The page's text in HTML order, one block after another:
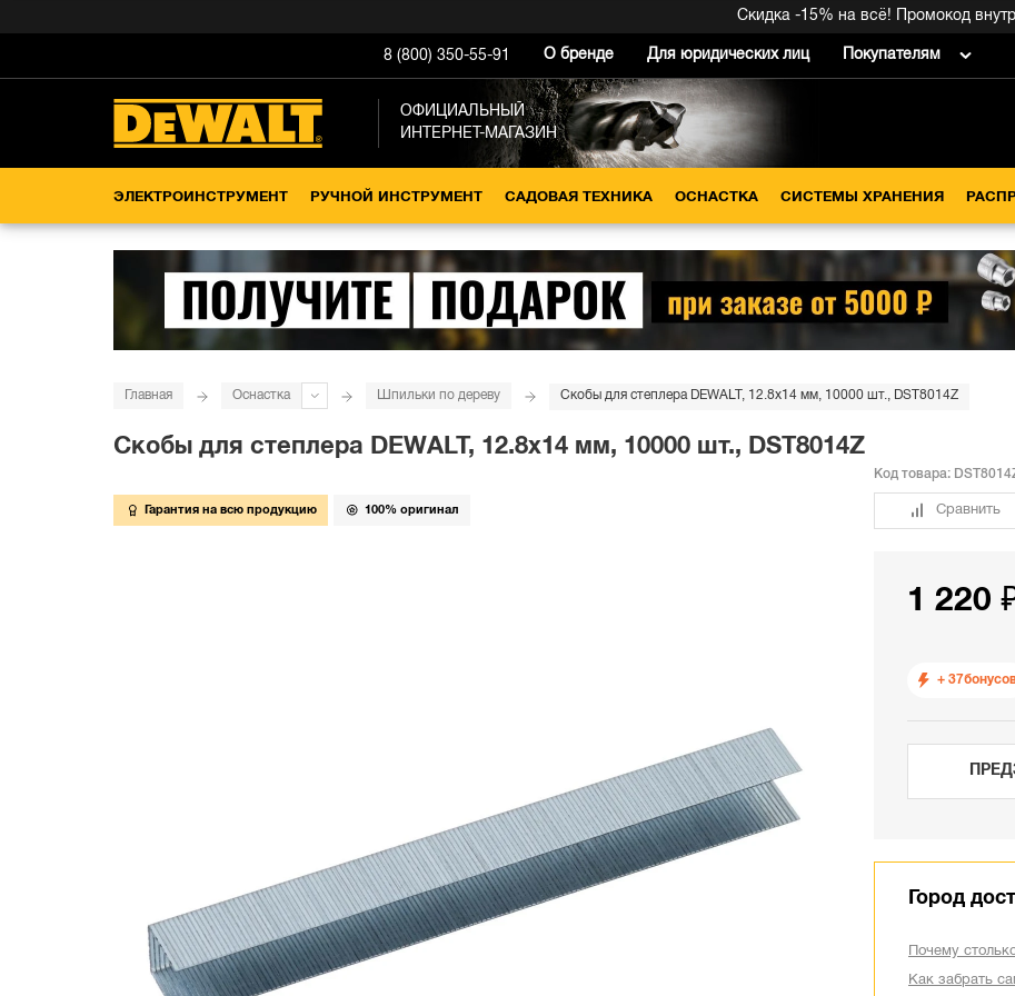
Скидка -15% на всё! Промокод внутри →
8 (800) 350-55-91 О бренде Для юридических лиц Покупателям
ОФИЦИАЛЬНЫЙ
ИНТЕРНЕТ-МАГАЗИН
ЭЛЕКТРОИНСТРУМЕНТ РУЧНОЙ ИНСТРУМЕНТ САДОВАЯ ТЕХНИКА ОСНАСТКА СИСТЕМЫ ХРАНЕНИЯ
Главная Оснастка Шпильки по дереву Скобы для степлера DEWALT, 12.8х14 мм, 10000 шт., DST8014Z
Скобы для степлера DEWALT, 12.8х14 мм, 10000 шт., DST8014Z
Гарантия на всю продукцию 100% оригинал
Код товара:
Сравнить
1 220
+ 37
Город
Почему
Как забрать